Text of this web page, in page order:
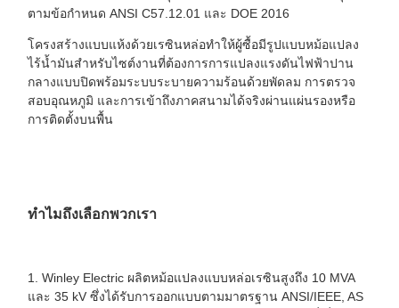
ตามข้อกำหนด ANSI C57.12.01 และ DOE 2016
โครงสร้างแบบแห้งด้วยเรซินหล่อทำให้ผู้ซื้อมีรูปแบบหม้อแปลง
ไร้น้ำมันสำหรับไซต์งานที่ต้องการการแปลงแรงดันไฟฟ้าปาน
กลางแบบปิดพร้อมระบบระบายความร้อนด้วยพัดลม การตรวจ
สอบอุณหภูมิ และการเข้าถึงภาคสนามได้จริงผ่านแผ่นรองหรือ
การติดตั้งบนพื้น
ทำไมถึงเลือกพวกเรา
1. Winley Electric ผลิตหม้อแปลงแบบหล่อเรซินสูงถึง 10 MVA
และ 35 kV ซึ่งได้รับการออกแบบตามมาตรฐาน ANSI/IEEE, AS